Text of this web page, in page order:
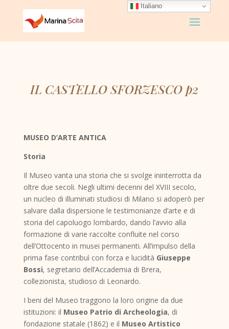
IL CASTELLO SFORZESCO p2
MUSEO D’ARTE ANTICA
Storia
Il Museo vanta una storia che si svolge ininterrotta da
oltre due secoli. Negli ultimi decenni del XVIII secolo,
un nucleo di illuminati studiosi di Milano si adoperò per
salvare dalla dispersione le testimonianze d’arte e di
storia del capoluogo lombardo, dando l’avvio alla
formazione di varie raccolte confluite nel corso
dell’Ottocento in musei permanenti. All’impulso della
prima fase contribuì con forza e lucidità Giuseppe
Bossi, segretario dell’Accademia di Brera,
collezionista, studioso di Leonardo.
I beni del Museo traggono la loro origine da due
istituzioni: il Museo Patrio di Archeologia, di
fondazione statale (1862) e il Museo Artistico
Italiano